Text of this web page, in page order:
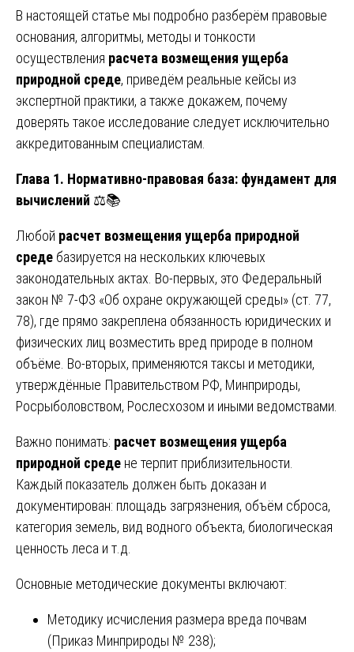
В настоящей статье мы подробно разберём правовые
основания, алгоритмы, методы и тонкости
осуществления расчета возмещения ущерба
природной среде, приведём реальные кейсы из
экспертной практики, а также докажем, почему
доверять такое исследование следует исключительно
аккредитованным специалистам.
Глава 1. Нормативно-правовая база: фундамент для
вычислений ⚖️📚
Любой расчет возмещения ущерба природной
среде базируется на нескольких ключевых
законодательных актах. Во-первых, это Федеральный
закон № 7-ФЗ «Об охране окружающей среды» (ст. 77,
78), где прямо закреплена обязанность юридических и
физических лиц возместить вред природе в полном
объёме. Во-вторых, применяются таксы и методики,
утверждённые Правительством РФ, Минприроды,
Росрыболовством, Рослесхозом и иными ведомствами.
Важно понимать: расчет возмещения ущерба
природной среде не терпит приблизительности.
Каждый показатель должен быть доказан и
документирован: площадь загрязнения, объём сброса,
категория земель, вид водного объекта, биологическая
ценность леса и т.д.
Основные методические документы включают:
Методику исчисления размера вреда почвам
(Приказ Минприроды № 238);